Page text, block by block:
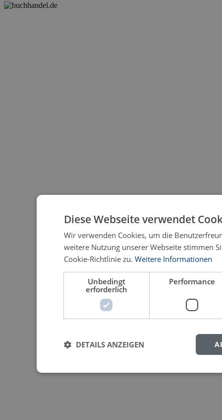
Diese Webseite verwendet
Wir verwenden Cookies, um die
weitere Nutzung unserer Webseite stimmen
Cookie-Richtlinie zu. Weitere Informationen
Unbedingt
erforderlich
Performance
DETAILS ANZEIGEN